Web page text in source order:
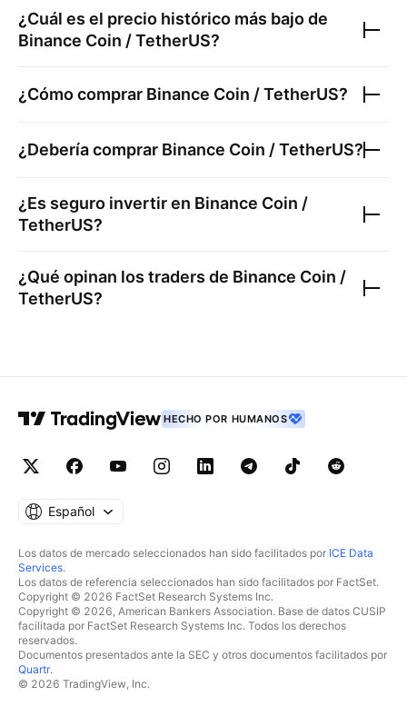
¿Cuál es el precio histórico más bajo de
Binance Coin / TetherUS?
¿Cómo comprar Binance Coin / TetherUS?
¿Debería comprar Binance Coin / TetherUS?
¿Es seguro invertir en Binance Coin /
TetherUS?
¿Qué opinan los traders de Binance Coin /
TetherUS?
HECHO POR HUMANOS
Español
Los datos de mercado seleccionados han sido facilitados por ICE Data
Services.
Los datos de referencia seleccionados han sido facilitados por FactSet.
Copyright © 2026 FactSet Research Systems Inc.
Copyright © 2026, American Bankers Association. Base de datos CUSIP
facilitada por FactSet Research Systems Inc. Todos los derechos
reservados.
Documentos presentados ante la SEC y otros documentos facilitados por
Quartr.
© 2026 TradingView, Inc.